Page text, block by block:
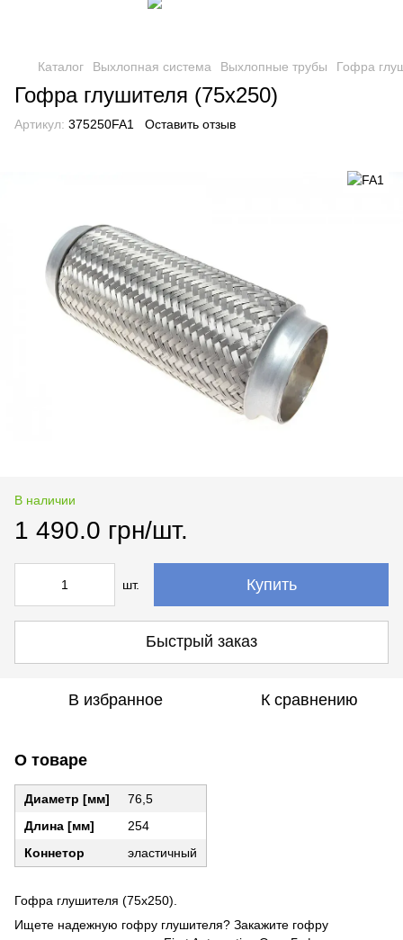
Каталог Выхлопная система Выхлопные трубы Гофра
Гофра глушителя (75x250)
Артикул: 375250FA1 Оставить отзыв
В наличии
1 490.0 грн/шт.
шт. Купить
Быстрый заказ
В избранное К сравнению
О товаре
Диаметр [мм]
76,5
Длина [мм]
254
Коннетор
эластичный
Гофра глушителя (75x250).
Ищете надежную гофру глушителя? Закажите гофру